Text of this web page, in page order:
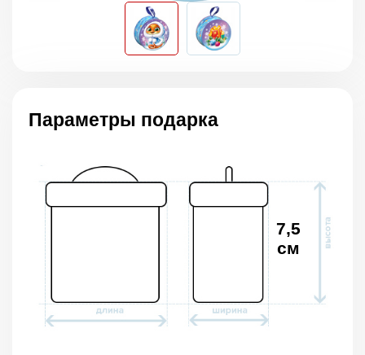
Параметры подарка
7,5
см